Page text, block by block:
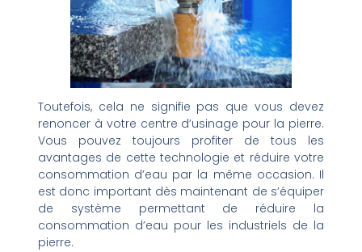
Toutefois, cela ne signifie pas que vous devez
renoncer à votre centre d’usinage pour la pierre.
Vous pouvez toujours profiter de tous les
avantages de cette technologie et réduire votre
consommation d’eau par la même occasion. Il
est donc important dès maintenant de s’équiper
de système permettant de réduire la
consommation d’eau pour les industriels de la
pierre.